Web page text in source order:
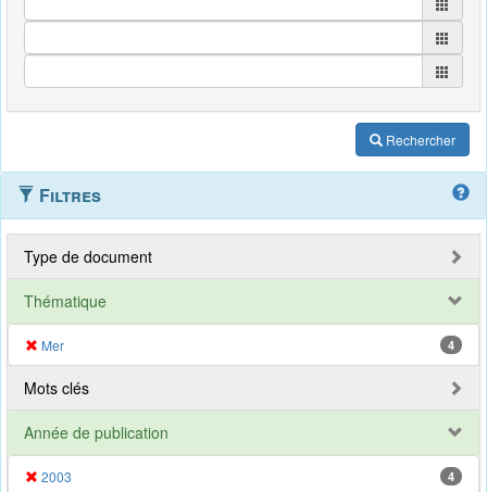
Rechercher
Filtres
Type de document
Thématique
Mer 4
Mots clés
Année de publication
2003 4